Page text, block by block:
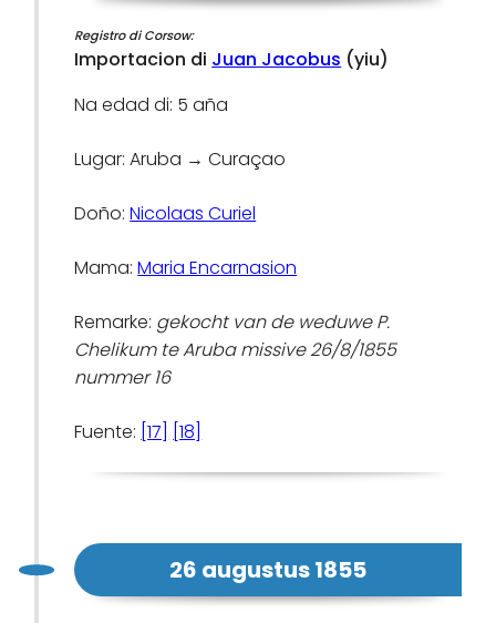
Registro di Corsow:
Importacion di Juan Jacobus (yiu)
Na edad di: 5 aña
Lugar: Aruba → Curaçao
Doño:Nicolaas Curiel
Mama:Maria Encarnasion
Remarke: gekocht van de weduwe P.
Chelikum te Aruba missive 26/8/1855
nummer 16
Fuente: [17] [18]
26 augustus 1855